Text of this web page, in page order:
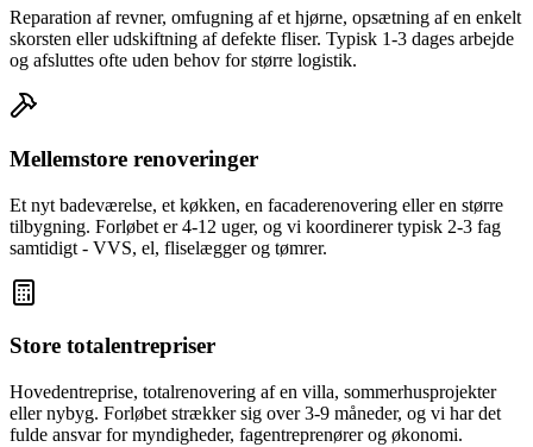
Reparation af revner, omfugning af et hjørne, opsætning af en enkelt
skorsten eller udskiftning af defekte fliser. Typisk 1-3 dages arbejde
og afsluttes ofte uden behov for større logistik.
Mellemstore renoveringer
Et nyt badeværelse, et køkken, en facaderenovering eller en større
tilbygning. Forløbet er 4-12 uger, og vi koordinerer typisk 2-3 fag
samtidigt - VVS, el, fliselægger og tømrer.
Store totalentrepriser
Hovedentreprise, totalrenovering af en villa, sommerhusprojekter
eller nybyg. Forløbet strækker sig over 3-9 måneder, og vi har det
fulde ansvar for myndigheder, fagentreprenører og økonomi.